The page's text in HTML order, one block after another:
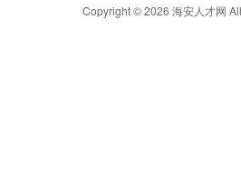
Copyright © 2026 海安人才网